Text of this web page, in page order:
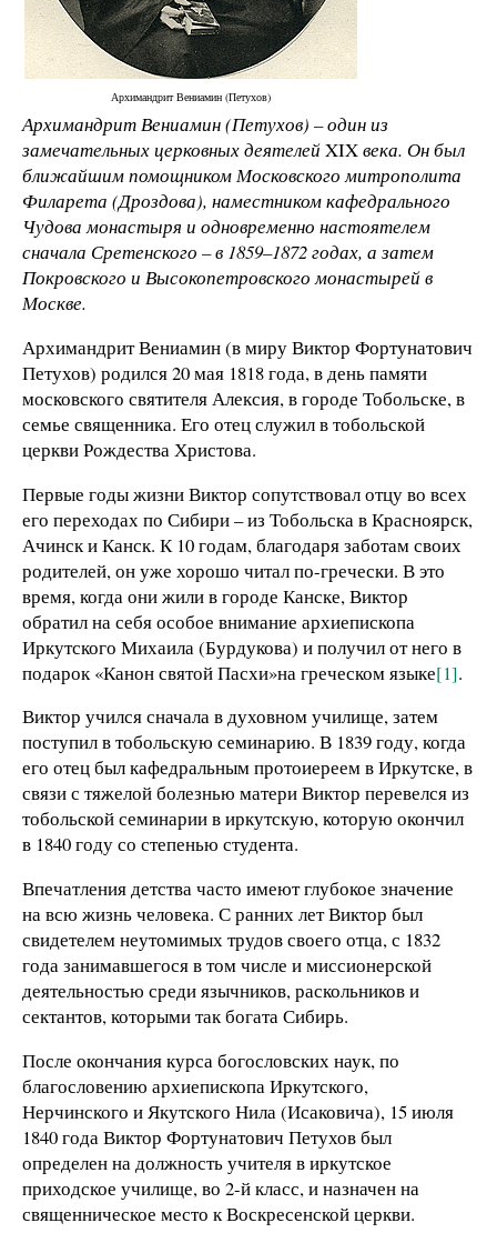
Архимандрит Вениамин (Петухов)
Архимандрит Вениамин (Петухов) – один из
замечательных церковных деятелейXIXвека. Он был
ближайшим помощником Московского митрополита
Филарета (Дроздова), наместником кафедрального
Чудова монастыря и одновременно настоятелем
сначала Сретенского – в 1859–1872 годах, а затем
Покровского и Высокопетровского монастырей в
Москве.
Архимандрит Вениамин (в миру Виктор Фортунатович
Петухов) родился 20 мая 1818 года, в день памяти
московского святителя Алексия, в городе Тобольске, в
семье священника. Его отец служил в тобольской
церкви Рождества Христова.
Первые годы жизни Виктор сопутствовал отцу во всех
его переходах по Сибири – из Тобольска в Красноярск,
Ачинск и Канск. К 10 годам, благодаря заботам своих
родителей, он уже хорошо читал по-гречески. В это
время, когда они жили в городе Канске, Виктор
обратил на себя особое внимание архиепископа
Иркутского Михаила (Бурдукова) и получил от него в
подарок «Канон святой Пасхи»на греческом языке[1].
Виктор учился сначала в духовном училище, затем
поступил в тобольскую семинарию. В 1839 году, когда
его отец был кафедральным протоиереем в Иркутске, в
связи с тяжелой болезнью матери Виктор перевелся из
тобольской семинарии в иркутскую, которую окончил
в 1840 году со степенью студента.
Впечатления детства часто имеют глубокое значение
на всю жизнь человека. С ранних лет Виктор был
свидетелем неутомимых трудов своего отца, с 1832
года занимавшегося в том числе и миссионерской
деятельностью среди язычников, раскольников и
сектантов, которыми так богата Сибирь.
После окончания курса богословских наук, по
благословению архиепископа Иркутского,
Нерчинского и Якутского Нила (Исаковича), 15 июля
1840 года Виктор Фортунатович Петухов был
определен на должность учителя в иркутское
приходское училище, во 2-й класс, и назначен на
священническое место к Воскресенской церкви.